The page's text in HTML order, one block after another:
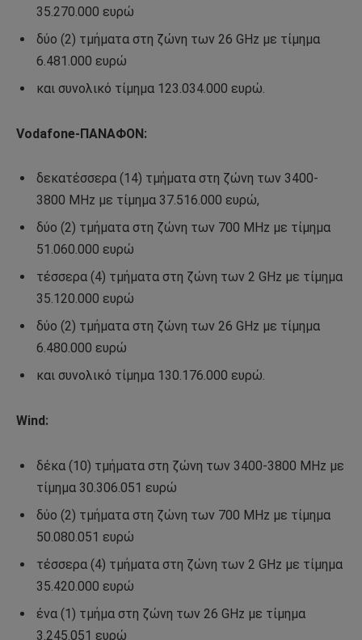
35.270.000 ευρώ
δύο (2) τμήματα στη ζώνη των 26 GHz με τίμημα
6.481.000 ευρώ
και συνολικό τίμημα 123.034.000 ευρώ.
Vodafone-ΠΑΝΑΦΟΝ:
δεκατέσσερα (14) τμήματα στη ζώνη των 3400-
3800 MHz με τίμημα 37.516.000 ευρώ,
δύο (2) τμήματα στη ζώνη των 700 MHz με τίμημα
51.060.000 ευρώ
τέσσερα (4) τμήματα στη ζώνη των 2 GHz με τίμημα
35.120.000 ευρώ
δύο (2) τμήματα στη ζώνη των 26 GHz με τίμημα
6.480.000 ευρώ
και συνολικό τίμημα 130.176.000 ευρώ.
Wind:
δέκα (10) τμήματα στη ζώνη των 3400-3800 MHz με
τίμημα 30.306.051 ευρώ
δύο (2) τμήματα στη ζώνη των 700 MHz με τίμημα
50.080.051 ευρώ
τέσσερα (4) τμήματα στη ζώνη των 2 GHz με τίμημα
35.420.000 ευρώ
ένα (1) τμήμα στη ζώνη των 26 GHz με τίμημα
3.245.051 ευρώ